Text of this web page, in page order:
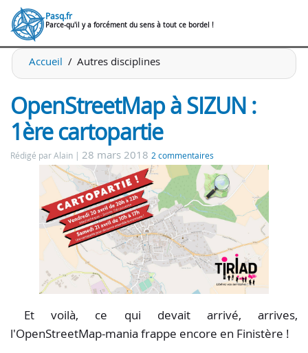
Pasq.fr
Parce-qu'il y a forcément du sens à tout ce bordel !
Accueil Autres disciplines
OpenStreetMap à SIZUN :
1ère cartopartie
Rédigé par Alain 28 mars 2018 2 commentaires
Et voilà, ce qui devait arrivé, arrives,
l'OpenStreetMap-mania frappe encore en Finistère !